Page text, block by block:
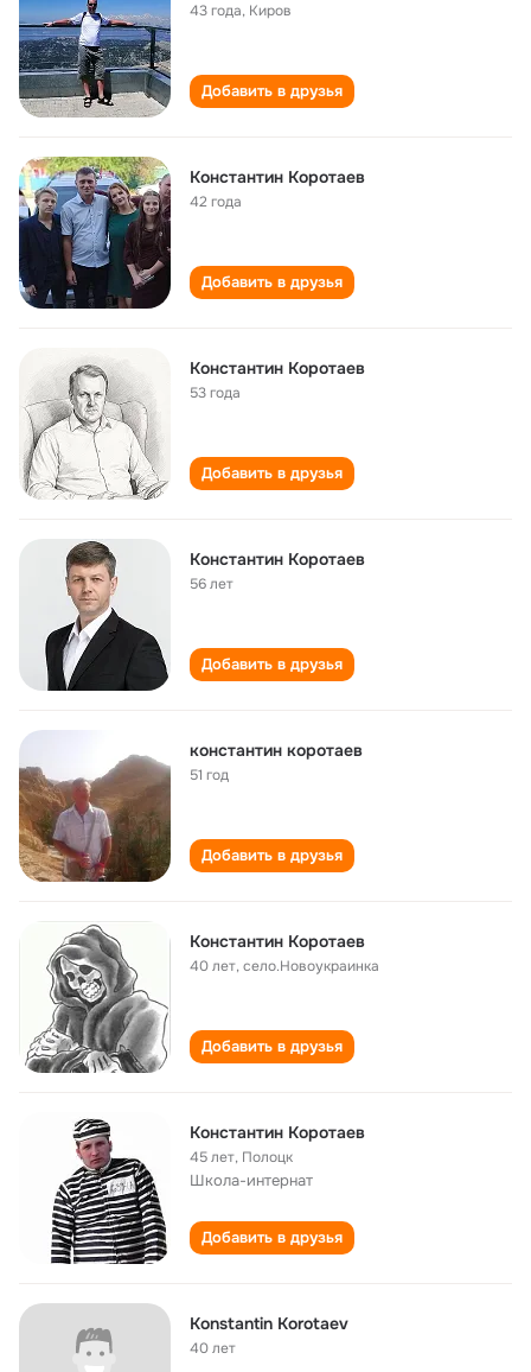
43 года, Киров
Добавить в друзья
Константин Коротаев
42 года
Добавить в друзья
Константин Коротаев
53 года
Добавить в друзья
Константин Коротаев
56 лет
Добавить в друзья
константин коротаев
51 год
Добавить в друзья
Константин Коротаев
40 лет,село.Новоукраинка
Добавить в друзья
Константин Коротаев
45 лет, Полоцк
Школа-интернат
Добавить в друзья
Konstantin Korotaev
40 лет